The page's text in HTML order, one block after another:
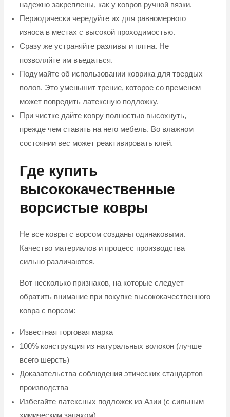
надежно закреплены, как у ковров ручной вязки.
Периодически чередуйте их для равномерного
износа в местах с высокой проходимостью.
Сразу же устраняйте разливы и пятна. Не
позволяйте им въедаться.
Подумайте об использовании коврика для твердых
полов. Это уменьшит трение, которое со временем
может повредить латексную подложку.
При чистке дайте ковру полностью высохнуть,
прежде чем ставить на него мебель. Во влажном
состоянии вес может реактивировать клей.
Где купить
высококачественные
ворсистые ковры
Не все ковры с ворсом созданы одинаковыми.
Качество материалов и процесс производства
сильно различаются.
Вот несколько признаков, на которые следует
обратить внимание при покупке высококачественного
ковра с ворсом:
Известная торговая марка
100% конструкция из натуральных волокон (лучше
всего шерсть)
Доказательства соблюдения этических стандартов
производства
Избегайте латексных подложек из Азии (с сильным